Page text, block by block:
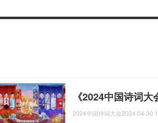
《2024中国诗词
2024中国诗词大会2024-04-30